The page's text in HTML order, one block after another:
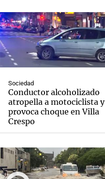
Sociedad
Conductor alcoholizado
atropella a motociclista y
provoca choque en Villa
Crespo